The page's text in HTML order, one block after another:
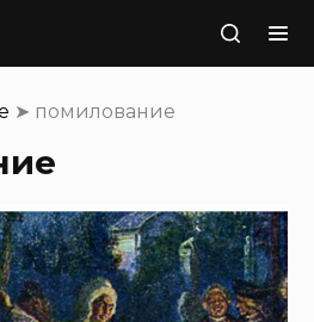
Поиск
➤ помилование